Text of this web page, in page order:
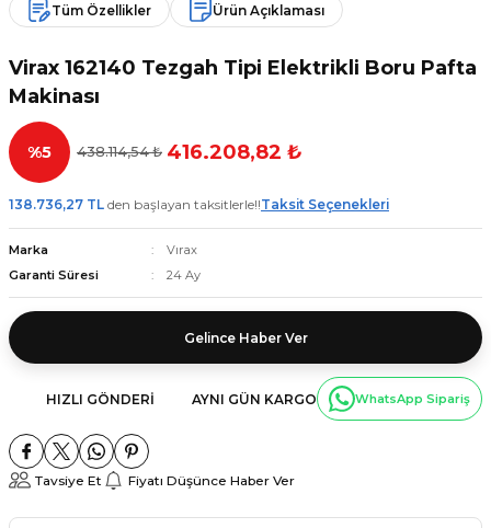
Tüm Özellikler Ürün Açıklaması
Virax 162140 Tezgah Tipi Elektrikli Boru Pafta
Makinası
%5 438.114,54 ₺ 416.208,82 ₺
138.736,27 TL den başlayan taksitlerle!!Taksit Seçenekleri
Marka
Vırax
Garanti Süresi
24 Ay
Gelince Haber Ver
HIZLI GÖNDERI AYNI GÜN KARGO WhatsApp Sipariş
Tavsiye Et Fiyatı Düşünce Haber Ver